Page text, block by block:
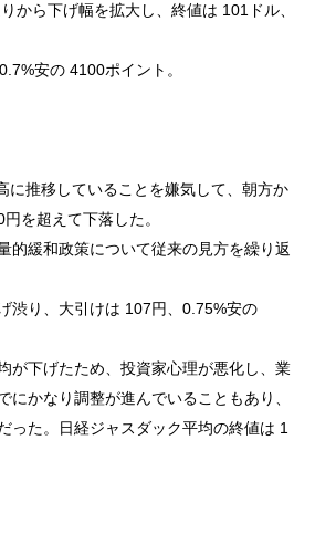
から下げ幅を拡大し、終値は 101ドル、
安の 4100ポイント。
に推移していることを嫌気して、朝方か
を超えて下落した。
的緩和政策について従来の見方を繰り返
渋り、大引けは 107円、0.75%安の
が下げたため、投資家心理が悪化し、業
かなり調整が進んでいることもあり、
った。日経ジャスダック平均の終値は 1